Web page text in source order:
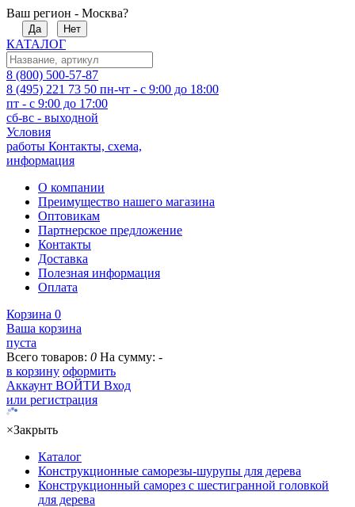
Ваш регион - Москва?
Да Нет
КАТАЛОГ
8 (800) 500-57-87
8 (495) 221 73 50 пн-чт - с 9:00 до 18:00
пт - с 9:00 до 17:00
сб-вс - выходной
Условия
работы Контакты, схема,
информация
О компании
Преимущество нашего магазина
Оптовикам
Партнерское предложение
Контакты
Доставка
Полезная информация
Оплата
Корзина 0
Ваша корзина
пуста
Всего товаров: 0 На сумму: -
в корзину оформить
Аккаунт ВОЙТИ Вход
или регистрация
×Закрыть
Каталог
Конструкционные саморезы-шурупы для дерева
Конструкционный саморез с шестигранной головкой
для дерева